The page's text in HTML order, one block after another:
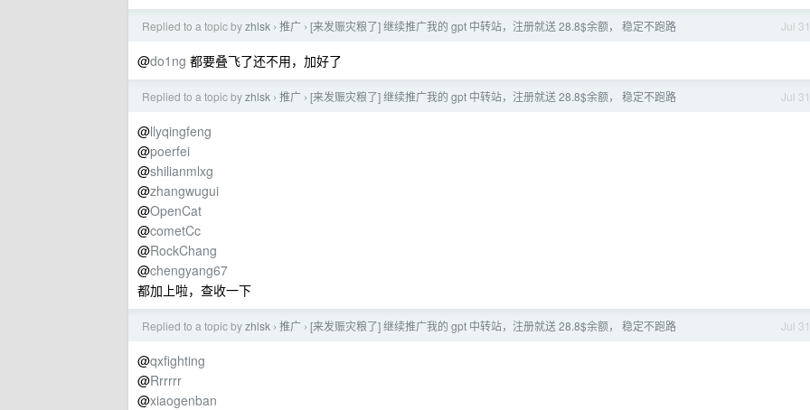
Jul 31
Replied to a topic byzhlsk › 推广 › [来发赈灾粮了] 继续推广我的 gpt 中转站，注册就送 28.8$余额， 稳定不跑路
@do1ng 都要叠飞了还不用，加好了
Jul 31
Replied to a topic byzhlsk › 推广 › [来发赈灾粮了] 继续推广我的 gpt 中转站，注册就送 28.8$余额， 稳定不跑路
@llyqingfeng
@poerfei
@shilianmlxg
@zhangwugui
@OpenCat
@cometCc
@RockChang
@chengyang67
都加上啦，查收一下
Jul 31
Replied to a topic byzhlsk › 推广 › [来发赈灾粮了] 继续推广我的 gpt 中转站，注册就送 28.8$余额， 稳定不跑路
@qxfighting
@Rrrrrr
@xiaogenban